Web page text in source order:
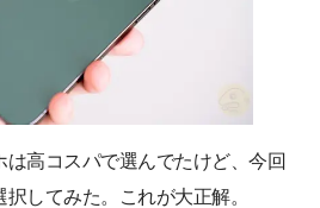
高コスパで選んでたけど、今回
してみた。これが大正解。